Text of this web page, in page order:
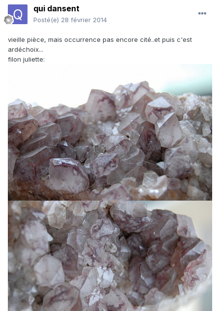
qui dansent
Posté(e) 28 février 2014
vieille pièce, mais occurrence pas encore cité..et puis c'est
ardéchoix...
filon juliette: